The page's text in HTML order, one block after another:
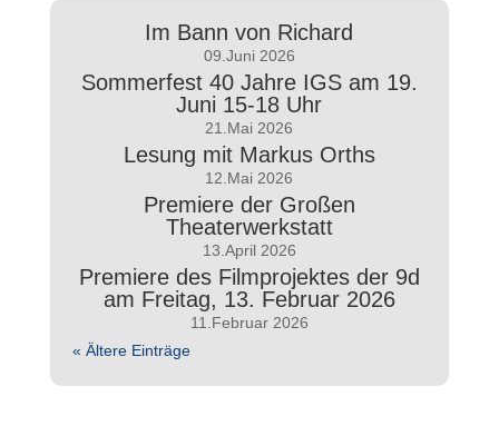
Im Bann von Richard
09.Juni 2026
Sommerfest 40 Jahre IGS am 19.
Juni 15-18 Uhr
21.Mai 2026
Lesung mit Markus Orths
12.Mai 2026
Premiere der Großen
Theaterwerkstatt
13.April 2026
Premiere des Filmprojektes der 9d
am Freitag, 13. Februar 2026
11.Februar 2026
« Ältere Einträge